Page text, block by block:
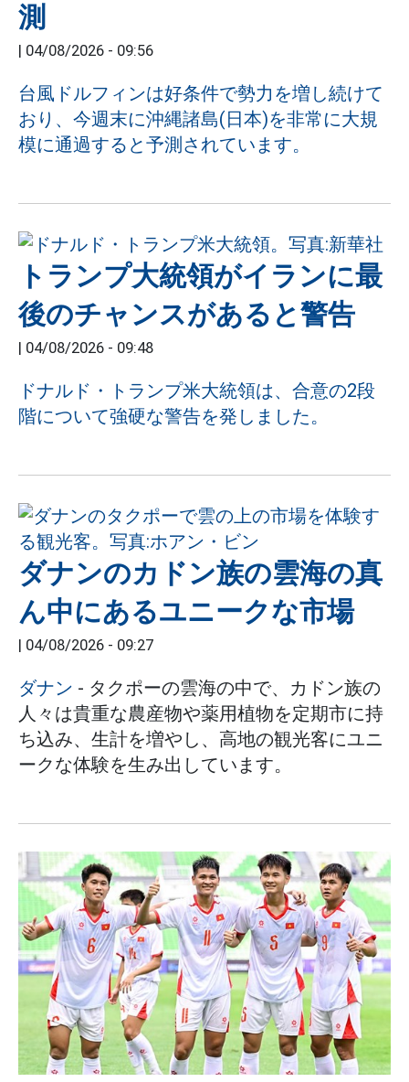
測
| 04/08/2026 - 09:56
台風ドルフィンは好条件で勢力を増し続けて
おり、今週末に沖縄諸島(日本)を非常に大規
模に通過すると予測されています。
トランプ大統領がイランに最
後のチャンスがあると警告
| 04/08/2026 - 09:48
ドナルド・トランプ米大統領は、合意の2段
階について強硬な警告を発しました。
ダナンのカドン族の雲海の真
ん中にあるユニークな市場
| 04/08/2026 - 09:27
ダナン - タクポーの雲海の中で、カドン族の
人々は貴重な農産物や薬用植物を定期市に持
ち込み、生計を増やし、高地の観光客にユニ
ークな体験を生み出しています。